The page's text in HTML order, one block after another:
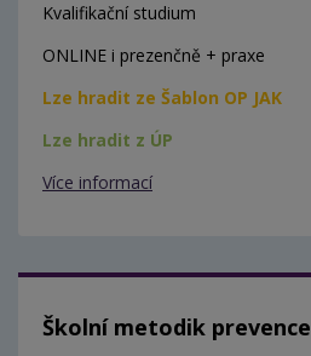
Kvalifikační studium
ONLINE i prezenčně + praxe
Lze hradit ze Šablon OP JAK
Lze hradit z ÚP
Více informací
Školní metodik prevence